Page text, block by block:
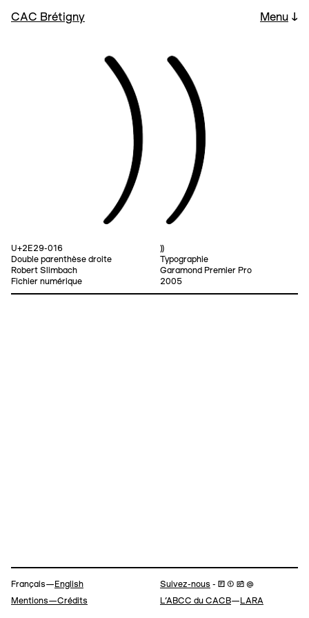
CAC Brétigny Menu ↓
U+2E29-016
Double parenthèse droite
⸩
Typographie
Robert Slimbach
Fichier numérique
Garamond Premier Pro
2005
Navigation
Français— English Suivez-nous - 🄵 ⓣ 📷 @
Mentions—Crédits L’ABCC du CACB— LARA